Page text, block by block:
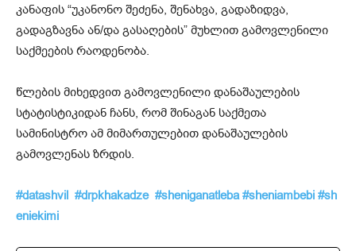
კანაფის “უკანონო შეძენა, შენახვა, გადაზიდვა,
გადაგზავნა ან/და გასაღების” მუხლით გამოვლენილი
საქმეების რაოდენობა.
წლების მიხედვით გამოვლენილი დანაშაულების
სტატისტიკიდან ჩანს, რომ შინაგან საქმეთა
სამინისტრო ამ მიმართულებით დანაშაულების
გამოვლენას ზრდის.
#datashvil #drpkhakadze #sheniganatleba #sheniambebi #sh
eniekimi